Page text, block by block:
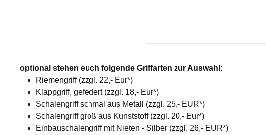
optional stehen euch folgende Griffarten zur Auswahl:
Riemengriff (zzgl. 22,- Eur*)
Klappgriff, gefedert (zzgl. 18,- Eur*)
Schalengriff schmal aus Metall (zzgl. 25,- EUR*)
Schalengriff groß aus Kunststoff (zzgl. 20,- Eur*)
Einbauschalengriff mit Nieten - Silber (zzgl. 26,- EUR*)